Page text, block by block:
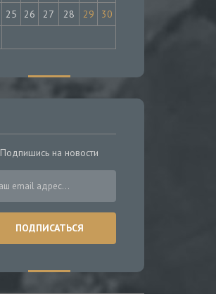
25 26 27 28 29
30
Подпишись на новости